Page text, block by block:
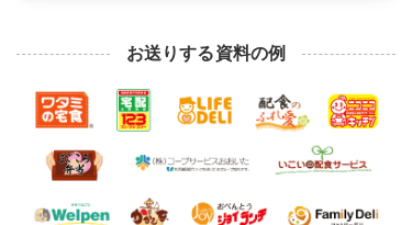
お送りする資料の例